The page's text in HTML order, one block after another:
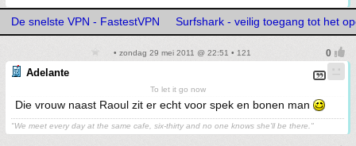
De snelste VPN - FastestVPN Surfshark - veilig toegang tot het
• zondag 29 mei 2011 @ 22:51 • 121
Adelante
To let it go now
Die vrouw naast Raoul zit er echt voor spek en bonen man
"We meet every day at the same cafe, six-thirty and no one knows she'll be there."